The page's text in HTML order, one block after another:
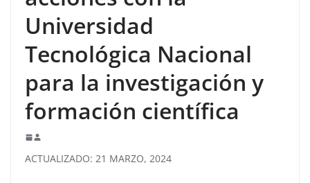
Universidad
Tecnológica Nacional
para la investigación y
formación científica
ACTUALIZADO: 21 MARZO, 2024